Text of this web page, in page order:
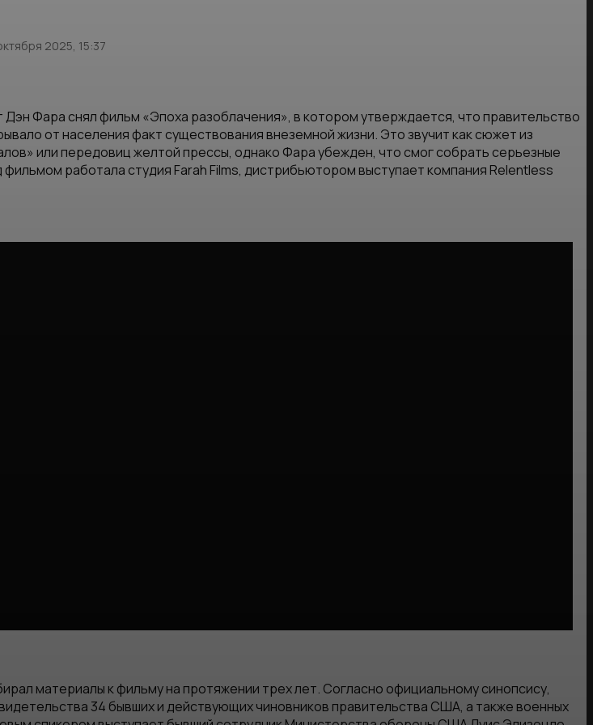
2025, 15:37
Фара снял фильм «Эпоха разоблачения», в котором утверждается, что правительство
от населения факт существования внеземной жизни. Это звучит как сюжет из
или передовиц желтой прессы, однако Фара убежден, что смог собрать серьезные
фильмом работала студия Farah Films, дистрибьютором выступает компания Relentless
материалы к фильму на протяжении трех лет. Согласно официальному синопсису,
34 бывших и действующих чиновников правительства США, а также военных